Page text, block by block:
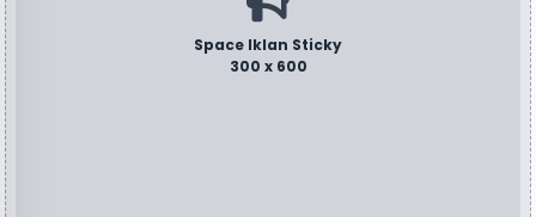
Space Iklan Sticky
300 x 600